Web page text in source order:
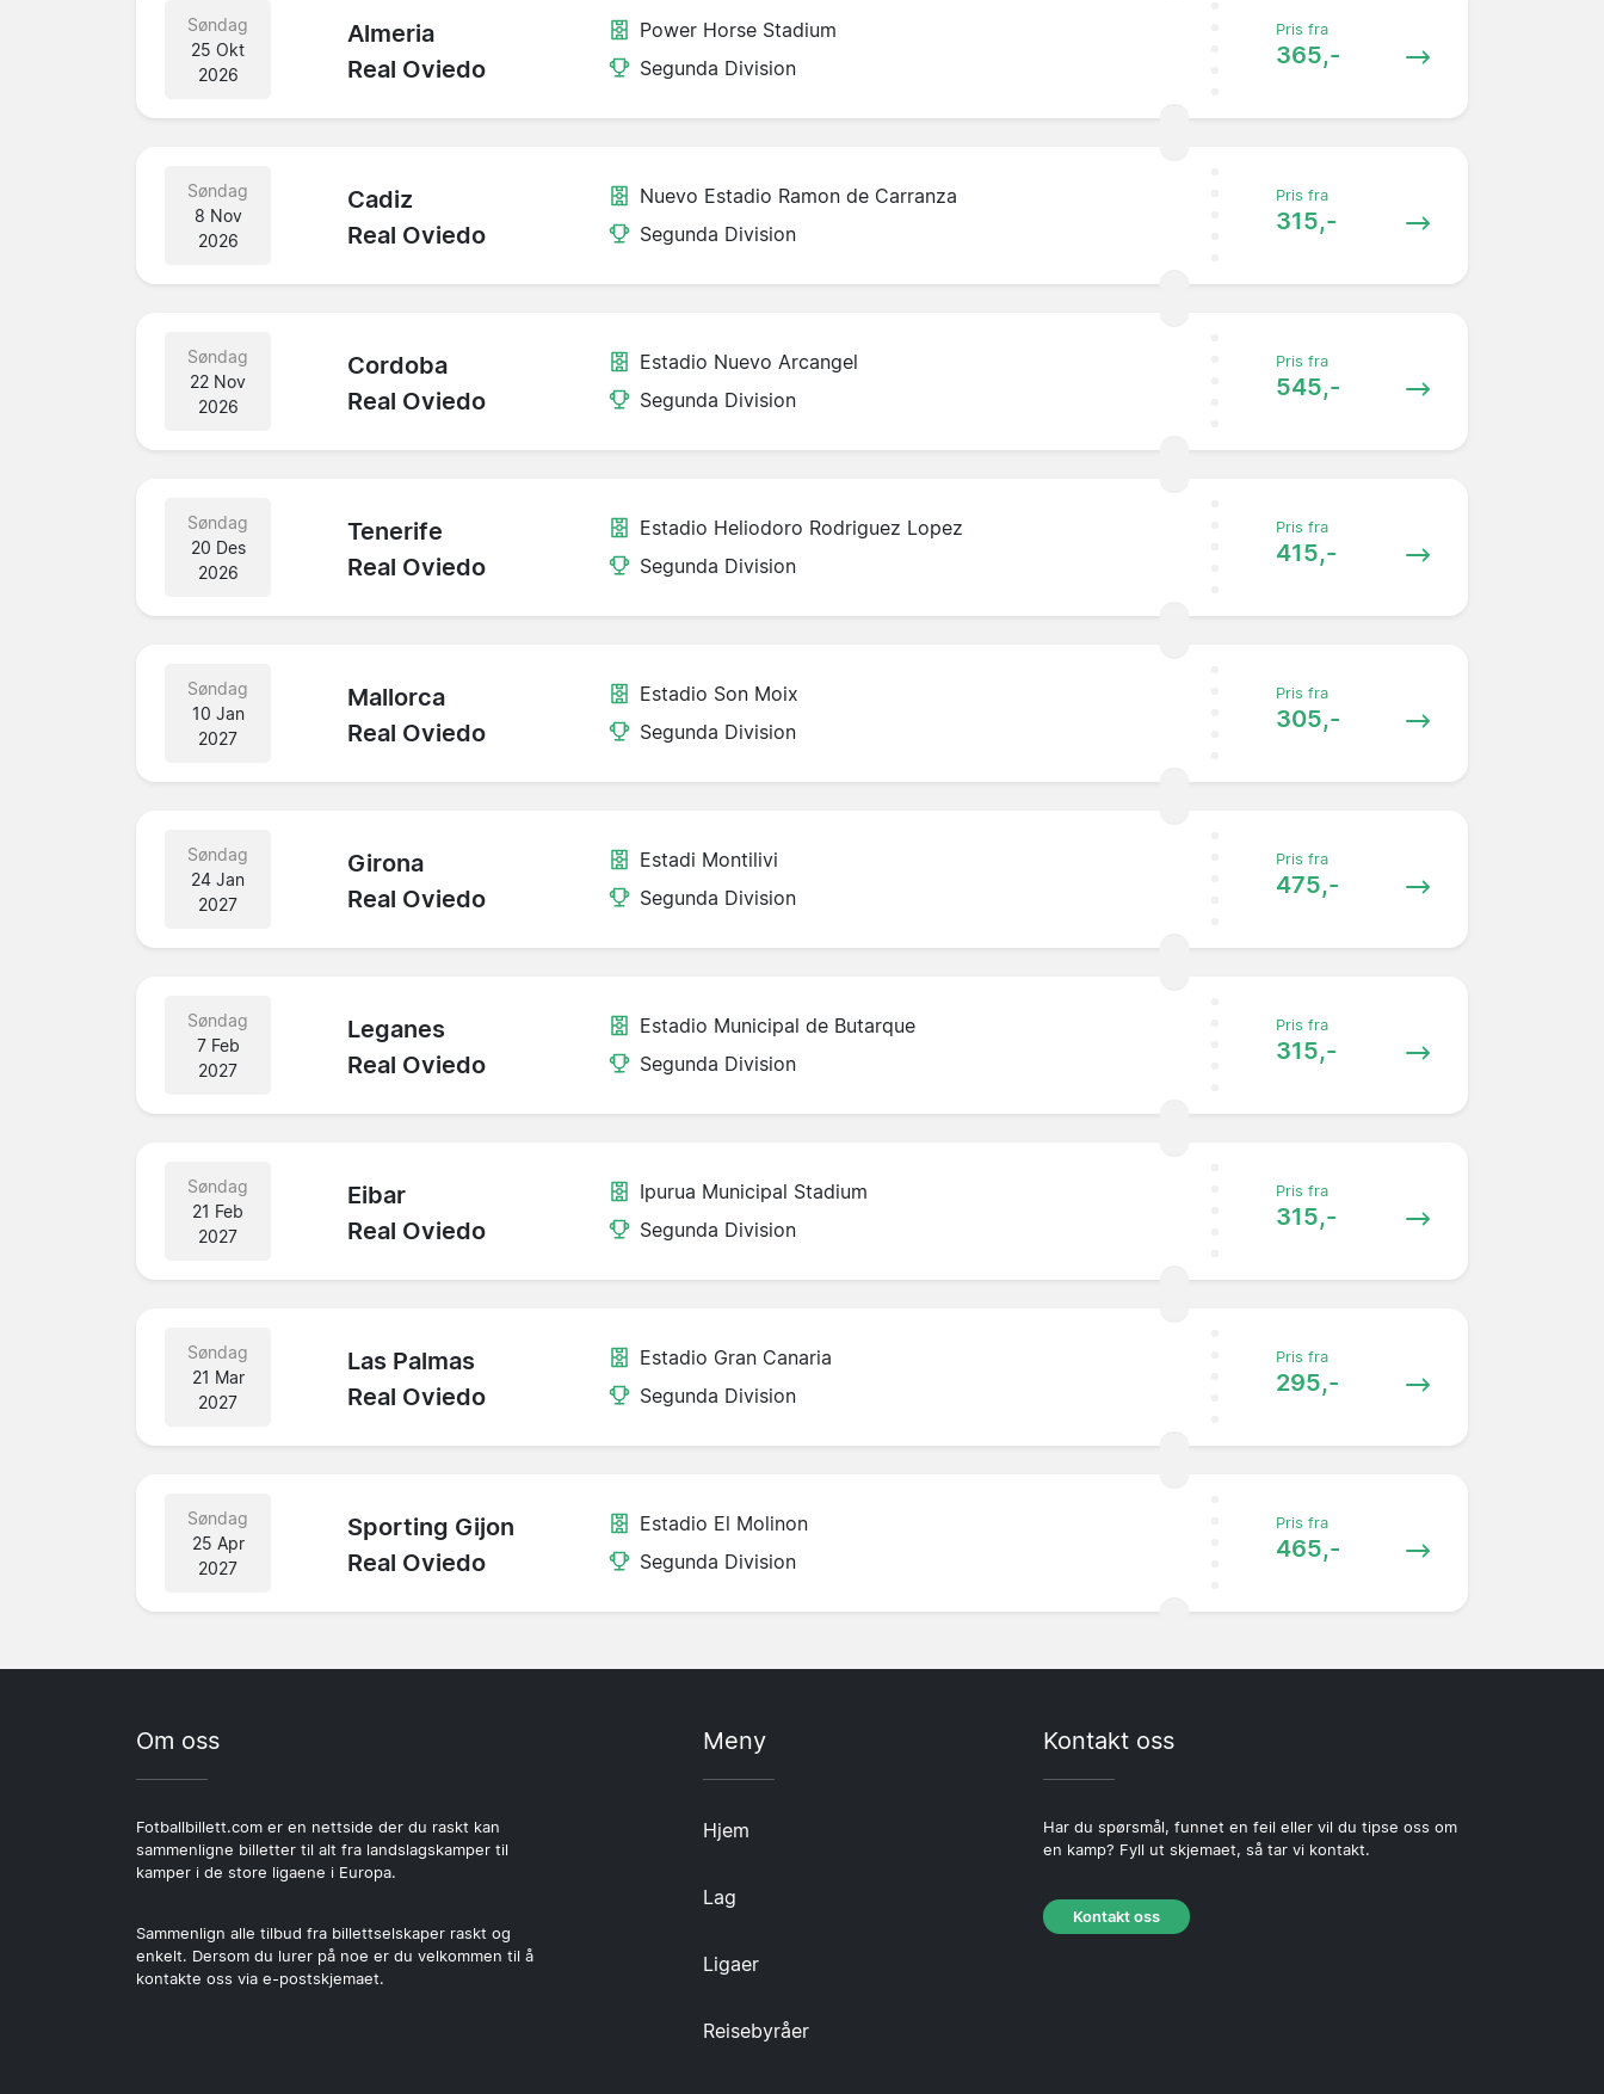
Søndag
25 Okt
2026
Almeria
Real Oviedo
Power Horse Stadium
Segunda Division
Pris fra
365,-
Søndag
8 Nov
2026
Cadiz
Real Oviedo
Nuevo Estadio Ramon de Carranza
Segunda Division
Pris fra
315,-
Søndag
22 Nov
2026
Cordoba
Real Oviedo
Estadio Nuevo Arcangel
Segunda Division
Pris fra
545,-
Søndag
20 Des
2026
Tenerife
Real Oviedo
Estadio Heliodoro Rodriguez Lopez
Segunda Division
Pris fra
415,-
Søndag
10 Jan
2027
Mallorca
Real Oviedo
Estadio Son Moix
Segunda Division
Pris fra
305,-
Søndag
24 Jan
2027
Girona
Real Oviedo
Estadi Montilivi
Segunda Division
Pris fra
475,-
Søndag
7 Feb
2027
Leganes
Real Oviedo
Estadio Municipal de Butarque
Segunda Division
Pris fra
315,-
Søndag
21 Feb
2027
Eibar
Real Oviedo
Ipurua Municipal Stadium
Segunda Division
Pris fra
315,-
Søndag
21 Mar
2027
Las Palmas
Real Oviedo
Estadio Gran Canaria
Segunda Division
Pris fra
295,-
Søndag
25 Apr
2027
Sporting Gijon
Real Oviedo
Estadio El Molinon
Segunda Division
Pris fra
465,-
Om oss
Fotballbillett.com er en nettside der du raskt kan
sammenligne billetter til alt fra landslagskamper til
kamper i de store ligaene i Europa.
Sammenlign alle tilbud fra billettselskaper raskt og
enkelt. Dersom du lurer på noe er du velkommen til å
kontakte oss via e-postskjemaet.
Meny
Hjem
Lag
Ligaer
Reisebyråer
Kontakt oss
Har du spørsmål, funnet en feil eller vil du tipse oss om
en kamp? Fyll ut skjemaet, så tar vi kontakt.
Kontakt oss